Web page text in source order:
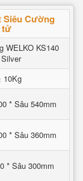
Siêu Cường
tử
WELKO KS140
10Kg
* Sâu 540mm
* Sâu 360mm
* Sâu 300mm